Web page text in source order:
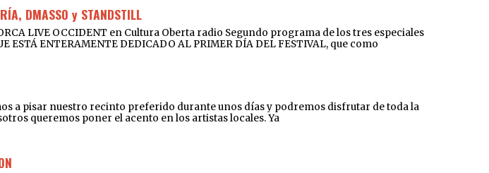
DMASSO y STANDSTILL
LIVE OCCIDENT en Cultura Oberta radio Segundo programa de los tres especiales
ENTERAMENTE DEDICADO AL PRIMER DÍA DEL FESTIVAL, que como
a pisar nuestro recinto preferido durante unos días y podremos disfrutar de toda la
queremos poner el acento en los artistas locales. Ya